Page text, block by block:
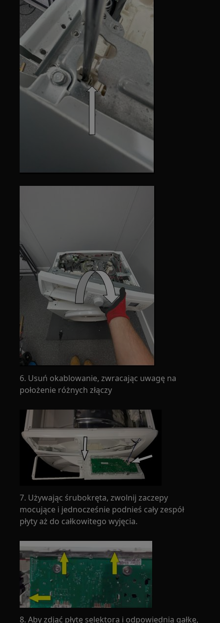
6. Usuń okablowanie, zwracając uwagę na
położenie różnych złączy
7. Używając śrubokręta, zwolnij zaczepy
mocujące i jednocześnie podnieś cały zespół
płyty aż do całkowitego wyjęcia.
8. Aby zdjąć płytę selektora i odpowiednią gałkę,